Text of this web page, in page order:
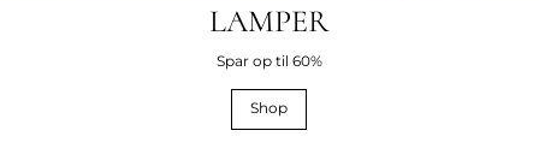
LAMPER
Spar op til 60%
Shop